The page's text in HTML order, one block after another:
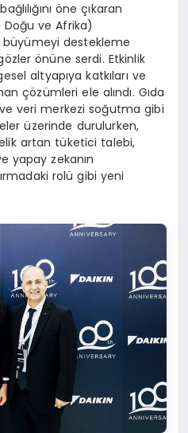
öne çıkaran
Doğu ve Afrika)
büyümeyi destekleme
önüne serdi. Etkinlik
altyapıya katkıları ve
çözümleri ele alındı. Gıda
veri merkezi soğutma gibi
üzerinde durulurken,
artan tüketici talebi,
yapay zekanın
rolü gibi yeni